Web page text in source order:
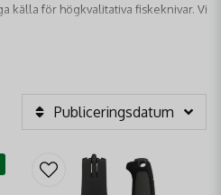
källa för högkvalitativa fiskeknivar. Vi
av fiskeknivar kombinerar överlägsen
Publiceringsdatum